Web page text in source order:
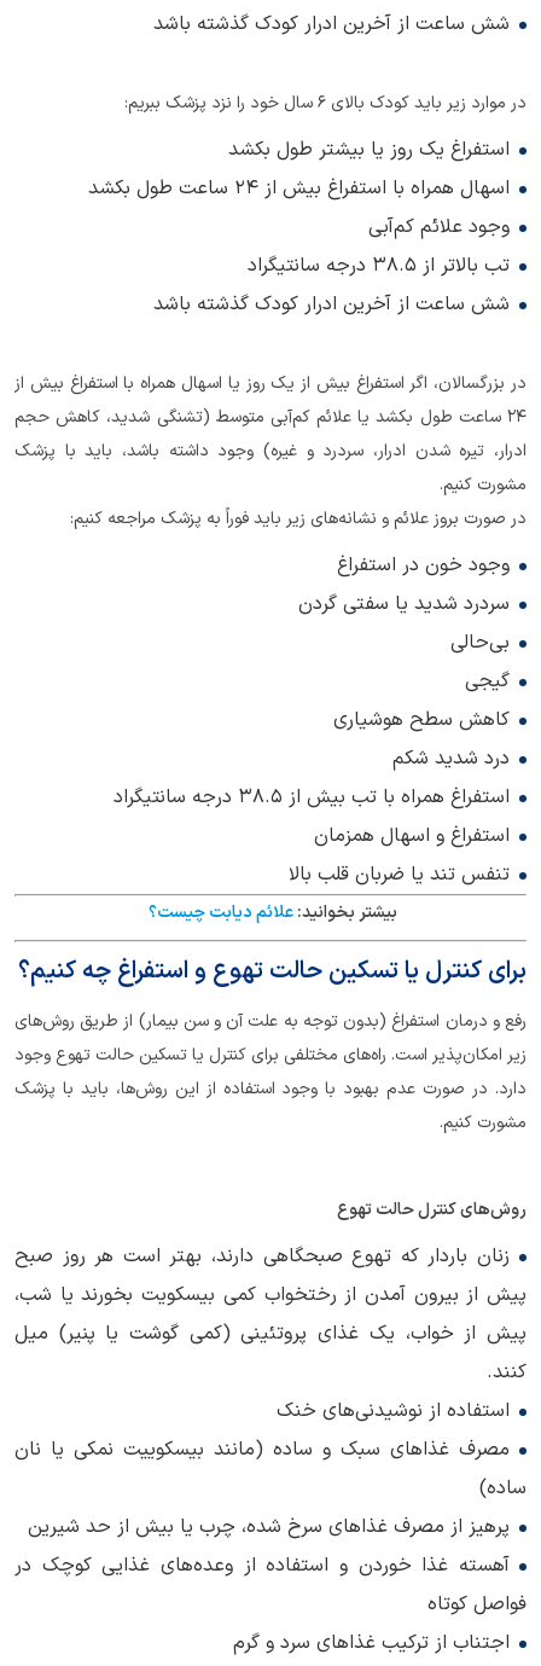
شش ساعت از آخرین ادرار کودک گذشته باشد
در موارد زیر باید کودک بالای 6 سال خود را نزد پزشک ببریم:
استفراغ یک روز یا بیشتر طول بکشد
اسهال همراه با استفراغ بیش از 24 ساعت طول بکشد
وجود علائم کم‌آبی
تب بالاتر از 38.5 درجه سانتیگراد
شش ساعت از آخرین ادرار کودک گذشته باشد
در بزرگسالان، اگر استفراغ بیش از یک روز یا اسهال همراه با استفراغ بیش از
24 ساعت طول بکشد یا علائم کم‌آبی متوسط (تشنگی شدید، کاهش حجم
ادرار، تیره شدن ادرار، سردرد و غیره) وجود داشته باشد، باید با پزشک
مشورت کنیم.
در صورت بروز علائم و نشانه‌های زیر باید فوراً به پزشک مراجعه کنیم:
وجود خون در استفراغ
سردرد شدید یا سفتی گردن
بی‌حالی
گیجی
کاهش سطح هوشیاری
درد شدید شکم
استفراغ همراه با تب بیش از 38.5 درجه سانتیگراد
استفراغ و اسهال همزمان
تنفس تند یا ضربان قلب بالا
بیشتر بخوانید:علائم دیابت چیست؟
برای کنترل یا تسکین حالت تهوع و استفراغ چه کنیم؟
رفع و درمان استفراغ (بدون توجه به علت آن و سن بیمار) از طریق روش‌های
زیر امکان‌پذیر است. راه‌های مختلفی برای کنترل یا تسکین حالت تهوع وجود
دارد. در صورت عدم بهبود با وجود استفاده از این روش‌ها، باید با پزشک
مشورت کنیم.
روش‌های کنترل حالت تهوع
زنان باردار که تهوع صبحگاهی دارند، بهتر است هر روز صبح
پیش از بیرون آمدن از رختخواب کمی بیسکویت بخورند یا شب،
پیش از خواب، یک غذای پروتئینی (کمی گوشت یا پنیر) میل
کنند.
استفاده از نوشیدنی‌های خنک
مصرف غذاهای سبک و ساده (مانند بیسکوییت نمکی یا نان
ساده)
پرهیز از مصرف غذاهای سرخ شده، چرب یا بیش از حد شیرین
آهسته غذا خوردن و استفاده از وعده‌های غذایی کوچک در
فواصل کوتاه
اجتناب از ترکیب غذاهای سرد و گرم